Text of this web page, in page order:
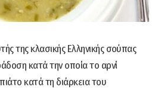
της κλασικής Ελληνικής σούπας
κατά την οποία το αρνί
κατά τη διάρκεια του